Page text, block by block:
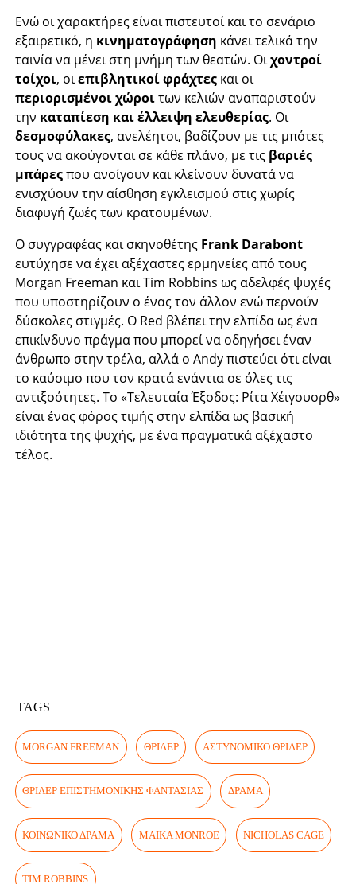
Ενώ οι χαρακτήρες είναι πιστευτοί και το σενάριο
εξαιρετικό, η κινηματογράφηση κάνει τελικά την
ταινία να μένει στη μνήμη των θεατών. Οιχοντροί
τοίχοι, οιεπιβλητικοί φράχτες και οι
περιορισμένοι χώροιτων κελιών αναπαριστούν
την καταπίεση και έλλειψη ελευθερίας. Οι
δεσμοφύλακες, ανελέητοι, βαδίζουν με τις μπότες
τους να ακούγονται σε κάθε πλάνο, με τις βαριές
μπάρεςπου ανοίγουν και κλείνουν δυνατά να
ενισχύουν την αίσθηση εγκλεισμού στις χωρίς
διαφυγή ζωές των κρατουμένων.
Ο συγγραφέας και σκηνοθέτης Frank Darabont
ευτύχησε να έχει αξέχαστες ερμηνείες από τους
Morgan Freeman και Tim Robbins ως αδελφές ψυχές
που υποστηρίζουν ο ένας τον άλλον ενώ περνούν
δύσκολες στιγμές. Ο Red βλέπει την ελπίδα ως ένα
επικίνδυνο πράγμα που μπορεί να οδηγήσει έναν
άνθρωπο στην τρέλα, αλλά ο Andy πιστεύει ότι είναι
το καύσιμο που τον κρατά ενάντια σε όλες τις
αντιξοότητες. Το «Τελευταία Έξοδος: Ρίτα Χέιγουορθ»
είναι ένας φόρος τιμής στην ελπίδα ως βασική
ιδιότητα της ψυχής, με ένα πραγματικά αξέχαστο
τέλος.
TAGS
MORGAN FREEMAN ΘΡΊΛΕΡ ΑΣΤΥΝΟΜΙΚΌ ΘΡΊΛΕΡ
ΘΡΊΛΕΡ ΕΠΙΣΤΗΜΟΝΙΚΉΣ ΦΑΝΤΑΣΊΑΣ ΔΡΆΜΑ
ΚΟΙΝΩΝΙΚΌ ΔΡΆΜΑ MAIKA MONROE NICHOLAS CAGE
TIM ROBBINS